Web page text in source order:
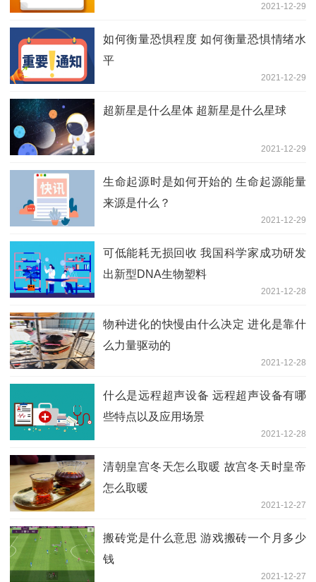
2021-12-29
如何衡量恐惧程度 如何衡量恐惧情绪水
平
2021-12-29
超新星是什么星体 超新星是什么星球
2021-12-29
生命起源时是如何开始的 生命起源能量
来源是什么？
2021-12-29
可低能耗无损回收 我国科学家成功研发
出新型DNA生物塑料
2021-12-28
物种进化的快慢由什么决定 进化是靠什
么力量驱动的
2021-12-28
什么是远程超声设备 远程超声设备有哪
些特点以及应用场景
2021-12-28
清朝皇宫冬天怎么取暖 故宫冬天时皇帝
怎么取暖
2021-12-27
搬砖党是什么意思 游戏搬砖一个月多少
钱
2021-12-27